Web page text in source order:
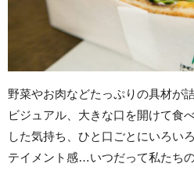
野菜やお肉などたっぷりの具材が
ビジュアル、大きな口を開けて食
した気持ち、ひと口ごとにいろい
テイメント感…いつだって私たち